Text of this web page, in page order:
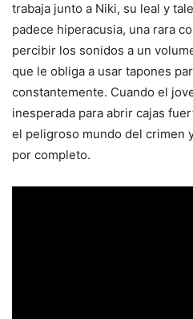
trabaja junto a Niki, su leal y
padece hiperacusia, una rara
percibir los sonidos a un
que le obliga a usar tapones
constantemente. Cuando el
inesperada para abrir cajas
el peligroso mundo del crimen
por completo.